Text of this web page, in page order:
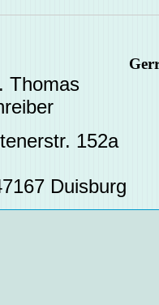
Thomas
152a
Duisburg